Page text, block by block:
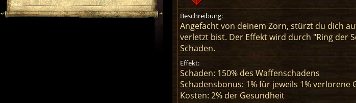
Beschreibung:
Angefacht von deinem Zorn, stürzt du dich
verletzt bist. Der Effekt wird durch "Ring der
Schaden.
Effekt:
Schaden: 150% des Waffenschadens
Schadensbonus: 1% für jeweils 1% verlorene
Kosten: 2% der Gesundheit